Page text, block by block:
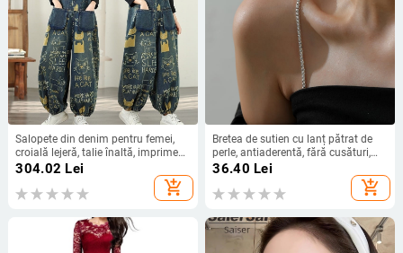
Salopete din denim pentru femei,
croială lejeră, talie înaltă, imprimeu,
amestec poliester 30–50%,
304.02 Lei
add_shopping_cart
Bretea de sutien cu lanț pătrat de
perle, antiaderentă, fără cusături,
metalică, cu detalii decupate,
36.40 Lei
add_shopping_cart